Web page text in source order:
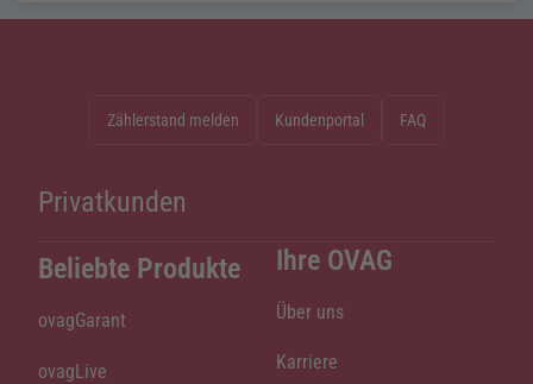
Zählerstand melden Kundenportal FAQ
Privatkunden
Beliebte Produkte
ovagGarant
ovagLive
Ihre OVAG
Über uns
Karriere